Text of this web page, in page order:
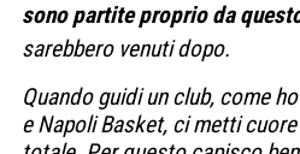
sono partite proprio da
sarebbero venuti dopo.
Quando guidi un club, come
e Napoli Basket, ci metti